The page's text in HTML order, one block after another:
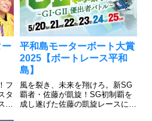
ー
フ
タ
平和島モーターボート大賞
2025【ボートレース平和
島】
風を裂き、未来を翔けろ。新SG
覇者・佐藤が凱旋！SG初制覇を
成し遂げた佐藤の凱旋レースに注